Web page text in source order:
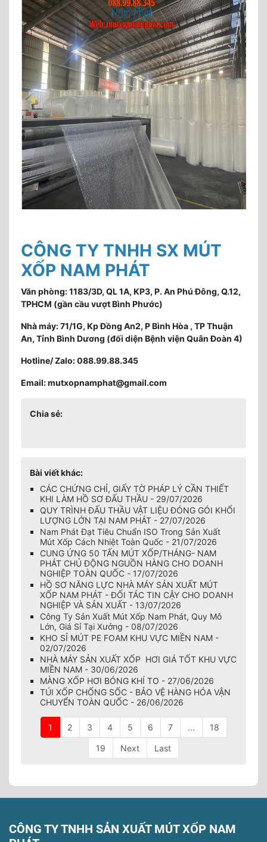
CÔNG TY TNHH SX MÚT
XỐP NAM PHÁT
Văn phòng: 1183/3D, QL 1A, KP3, P. An Phú Đông, Q.12,
TPHCM (gần cầu vượt Bình Phước)
Nhà máy: 71/1G, Kp Đồng An2, P Bình Hòa , TP Thuận
An, Tỉnh Bình Dương (đối diện Bệnh viện Quân Đoàn 4)
Hotline/ Zalo: 088.99.88.345
Email: mutxopnamphat@gmail.com
Chia sẻ:
Bài viết khác:
CÁC CHỨNG CHỈ, GIẤY TỜ PHÁP LÝ CẦN THIẾT
KHI LÀM HỒ SƠ ĐẤU THẦU - 29/07/2026
QUY TRÌNH ĐẤU THẦU VẬT LIỆU ĐÓNG GÓI KHỐI
LƯỢNG LỚN TẠI NAM PHÁT - 27/07/2026
Nam Phát Đạt Tiêu Chuẩn ISO Trong Sản Xuất
Mút Xốp Cách Nhiệt Toàn Quốc - 21/07/2026
CUNG ỨNG 50 TẤN MÚT XỐP/THÁNG- NAM
PHÁT CHỦ ĐỘNG NGUỒN HÀNG CHO DOANH
NGHIỆP TOÀN QUỐC - 17/07/2026
HỒ SƠ NĂNG LỰC NHÀ MÁY SẢN XUẤT MÚT
XỐP NAM PHÁT - ĐỐI TÁC TIN CẬY CHO DOANH
NGHIỆP VÀ SẢN XUẤT - 13/07/2026
Công Ty Sản Xuất Mút Xốp Nam Phát, Quy Mô
Lớn, Giá Sỉ Tại Xưởng - 08/07/2026
KHO SỈ MÚT PE FOAM KHU VỰC MIỀN NAM -
02/07/2026
NHÀ MÁY SẢN XUẤT XỐP HƠI GIÁ TỐT KHU VỰC
MIỀN NAM - 30/06/2026
MÀNG XỐP HƠI BÓNG KHÍ TO - 27/06/2026
TÚI XỐP CHỐNG SỐC - BẢO VỆ HÀNG HÓA VẬN
CHUYỂN TOÀN QUỐC - 26/06/2026
1 2 3 4 5 6 7 ... 18
19 Next Last
CÔNG TY TNHH SẢN XUẤT MÚT XỐP NAM